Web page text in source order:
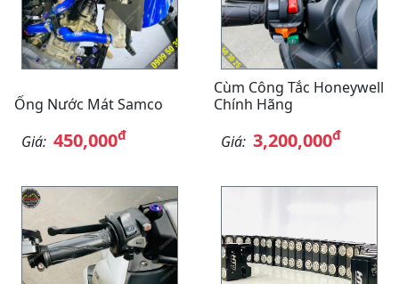
Ống Nước Mát Samco
Giá: 450,000đ
Cùm Công Tắc Honeywell
Chính Hãng
Giá: 3,200,000đ